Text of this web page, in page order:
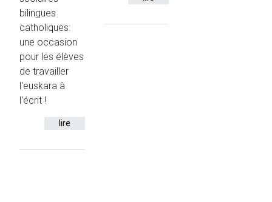
bilingues
catholiques:
une occasion
pour les élèves
de travailler
l'euskara à
l'écrit !
lire